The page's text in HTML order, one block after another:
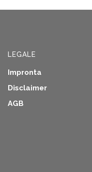
LEGALE
Impronta
Disclaimer
AGB